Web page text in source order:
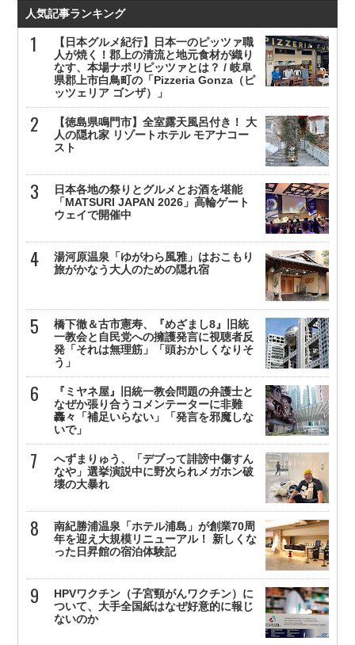
人気記事ランキング
【日本グルメ紀行】日本一のピッツァ職
人が焼く！郡上の清流と地元食材が織り
なす、本場ナポリピッツァとは？ / 岐阜
県郡上市白鳥町の「Pizzeria Gonza（ピ
ッツェリア ゴンザ）」
【徳島県鳴門市】全室露天風呂付き！ 大
人の隠れ家 リゾートホテル モアナコー
スト
日本各地の祭りとグルメとお酒を堪能
「MATSURI JAPAN 2026」高輪ゲート
ウェイで開催中
湯河原温泉「ゆがわら風雅」はおこもり
旅がかなう大人のための隠れ宿
橋下徹＆古市憲寿、『めざまし8』旧統
一教会と自民党への擁護発言に視聴者反
発「それは無理筋」「頭おかしくなりそ
う」
『ミヤネ屋』旧統一教会問題の弁護士と
なぜか張り合うコメンテーターに非難
轟々「補足いらない」「発言を邪魔しな
いで」
へずまりゅう、「デブって誹謗中傷すん
なや」選挙演説中に野次られメガホン破
壊の大暴れ
南紀勝浦温泉「ホテル浦島」が創業70周
年を迎え大規模リニューアル！ 新しくな
った日昇館の宿泊体験記
HPVワクチン（子宮頸がんワクチン）に
ついて、大手全国紙はなぜ好意的に報じ
ないのか